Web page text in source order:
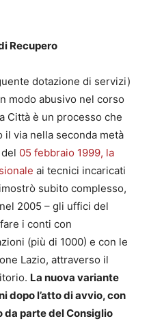
Recupero
dotazione di servizi)
modo abusivo nel corso
Città è un processo che
via nella seconda metà
05 febbraio 1999, la
ai tecnici incaricati
subito complesso,
2005 – gli uffici del
i conti con
(più di 1000) e con le
Lazio, attraverso il
La nuova variante
dopo l’atto di avvio, con
da parte del Consiglio